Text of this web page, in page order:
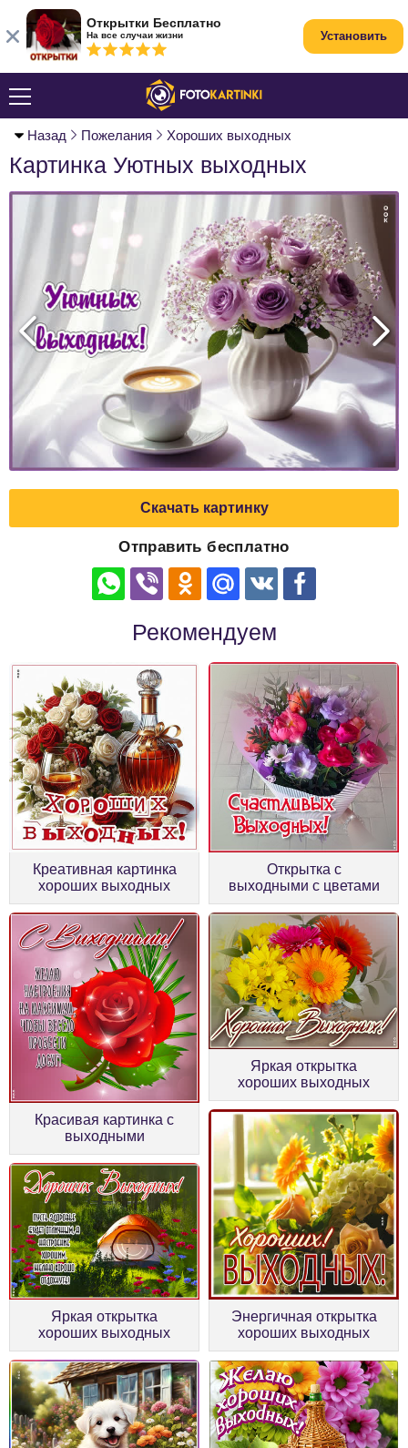
Назад Пожелания Хороших выходных
Картинка Уютных выходных
Скачать картинку
Отправить бесплатно
Рекомендуем
Креативная картинка
хороших выходных
Открытка с
выходными с цветами
Красивая картинка с
выходными
Яркая открытка
хороших выходных
Яркая открытка
хороших выходных
Энергичная открытка
хороших выходных
Открытки Бесплатно
На все случаи жизни Установить